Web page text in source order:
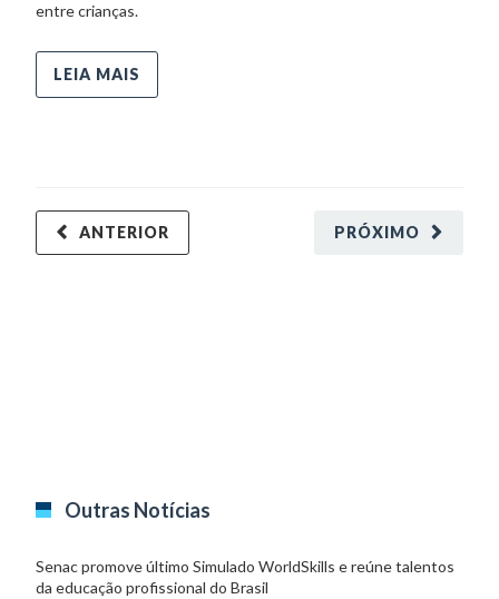
entre crianças.
LEIA MAIS
PRÓXIMO
ANTERIOR
Outras Notícias
Senac promove último Simulado WorldSkills e reúne talentos
da educação profissional do Brasil